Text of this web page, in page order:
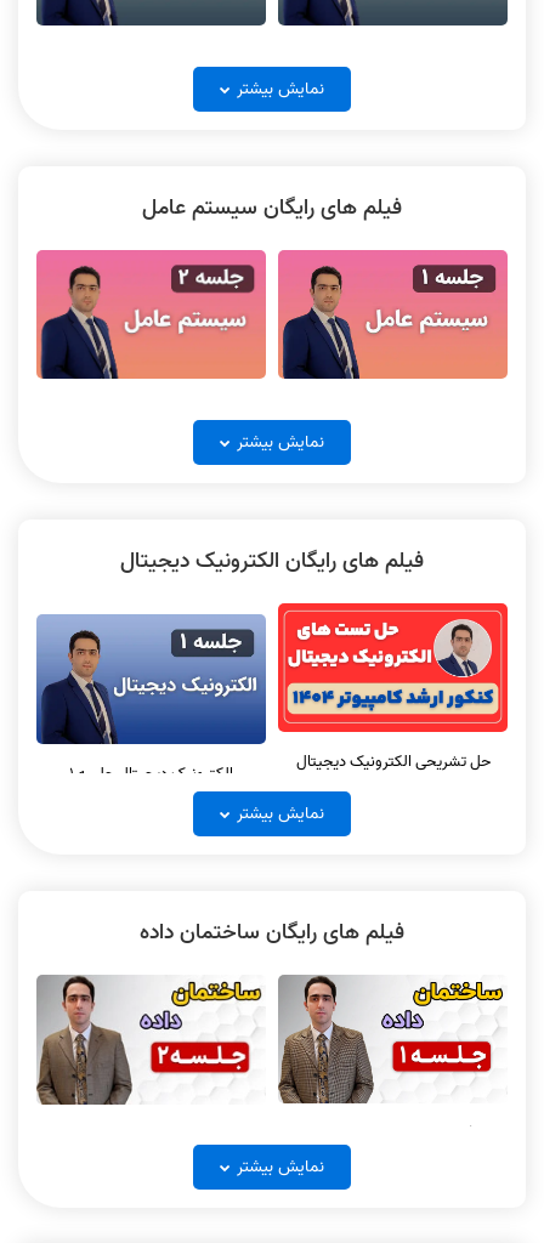
نکته و تست هوش مصنوعی جلسه 1
جواب تشریحی هوش مصنوعی کنکور
نمایش بیشتر
فیلم های رایگان سیستم عامل
سیستم عامل جلسه 1 نکته و تست سیستم عامل جلسه 2 نکته و تست
ارشد کامپیوتر 1403
ارشد کامپیوتر 1403
حل تشریحی سیستم عامل کنکور
ارشد آیتی 1403
نمایش بیشتر
فیلم های رایگان الکترونیک دیجیتال
حل تشریحی الکترونیک دیجیتال
الکترونیک دیجیتال جلسه 1
الکترونیک دیجیتال جلسه 4
نکته و تست الکترونیک دیجیتال
نمایش بیشتر
فیلم های رایگان ساختمان داده
فیلم ساختمان داده جلسه 1
نمایش بیشتر